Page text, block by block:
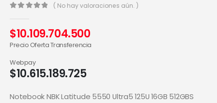
( No hay valoraciones aún. )
$10.109.704.500
Precio Oferta Transferencia
$10.615.189.725
Webpay
Notebook NBK Latitude 5550 Ultra5 125U 16GB 512GBS